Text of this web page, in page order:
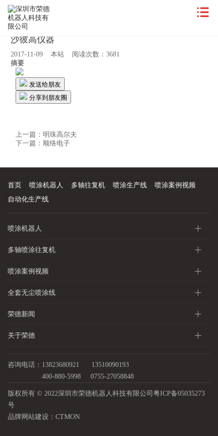
沙彼高仪器
2017-11-09 本站 阅读次数：3681
摘要
发送给朋友
分享到朋友圈
上一篇： 明珠高尔夫
下一篇： 顺络电子
首页 喷涂机器人 多轴往复机 喷涂生产线
喷涂案例视频
自动化生产线
喷涂机器人
多轴喷涂往复机
喷涂案例视频
全套无尘喷涂线
荣德新闻
关于荣德
咨询电话：13823680921
13510090193
400-880-5998
0755-27058848
版权所有 © 2022深圳市荣德机器人科技有限公司 粤ICP备05035273
号
品牌网站建设： CTMON